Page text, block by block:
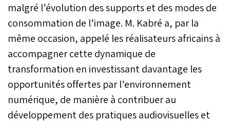
malgré l’évolution des supports et des modes de
consommation de l’image. M. Kabré a, par la
même occasion, appelé les réalisateurs africains à
accompagner cette dynamique de
transformation en investissant davantage les
opportunités offertes par l’environnement
numérique, de manière à contribuer au
développement des pratiques audiovisuelles et